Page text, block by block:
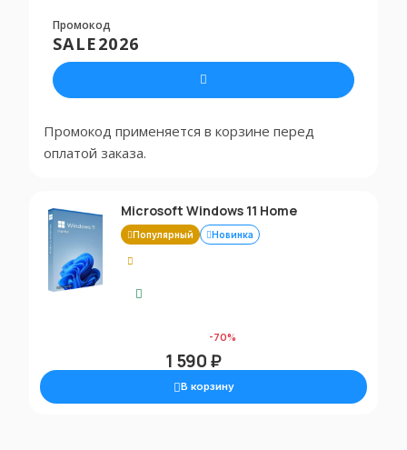
Промокод
SALE2026
Промокод применяется в корзине перед
оплатой заказа.
Microsoft Windows 11 Home
Популярный Новинка
-70%
1 590 ₽
В корзину